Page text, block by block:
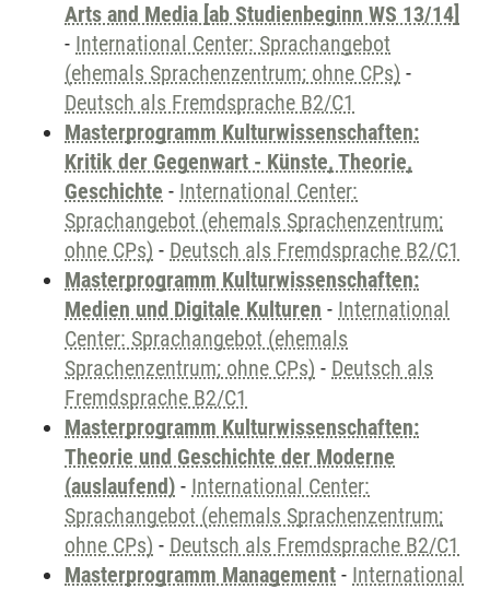
Arts and Media [ab Studienbeginn WS 13/14]
- International Center: Sprachangebot
(ehemals Sprachenzentrum; ohne CPs) -
Deutsch als Fremdsprache B2/C1
Masterprogramm Kulturwissenschaften:
Kritik der Gegenwart - Künste, Theorie,
Geschichte - International Center:
Sprachangebot (ehemals Sprachenzentrum;
ohne CPs) - Deutsch als Fremdsprache B2/C1
Masterprogramm Kulturwissenschaften:
Medien und Digitale Kulturen - International
Center: Sprachangebot (ehemals
Sprachenzentrum; ohne CPs) - Deutsch als
Fremdsprache B2/C1
Masterprogramm Kulturwissenschaften:
Theorie und Geschichte der Moderne
(auslaufend) - International Center:
Sprachangebot (ehemals Sprachenzentrum;
ohne CPs) - Deutsch als Fremdsprache B2/C1
Masterprogramm Management - International